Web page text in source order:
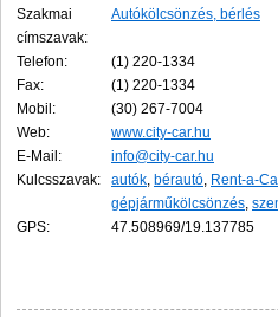
Szakmai
címszavak:
Autókölcsönzés, bérlés
Telefon:
(1) 220-1334
Fax:
(1) 220-1334
Mobil:
(30) 267-7004
Web:
www.city-car.hu
E-Mail:
info@city-car.hu
Kulcsszavak:
autók, bérautó, Rent-a-
gépjárműkölcsönzés,
GPS:
47.508969/19.137785